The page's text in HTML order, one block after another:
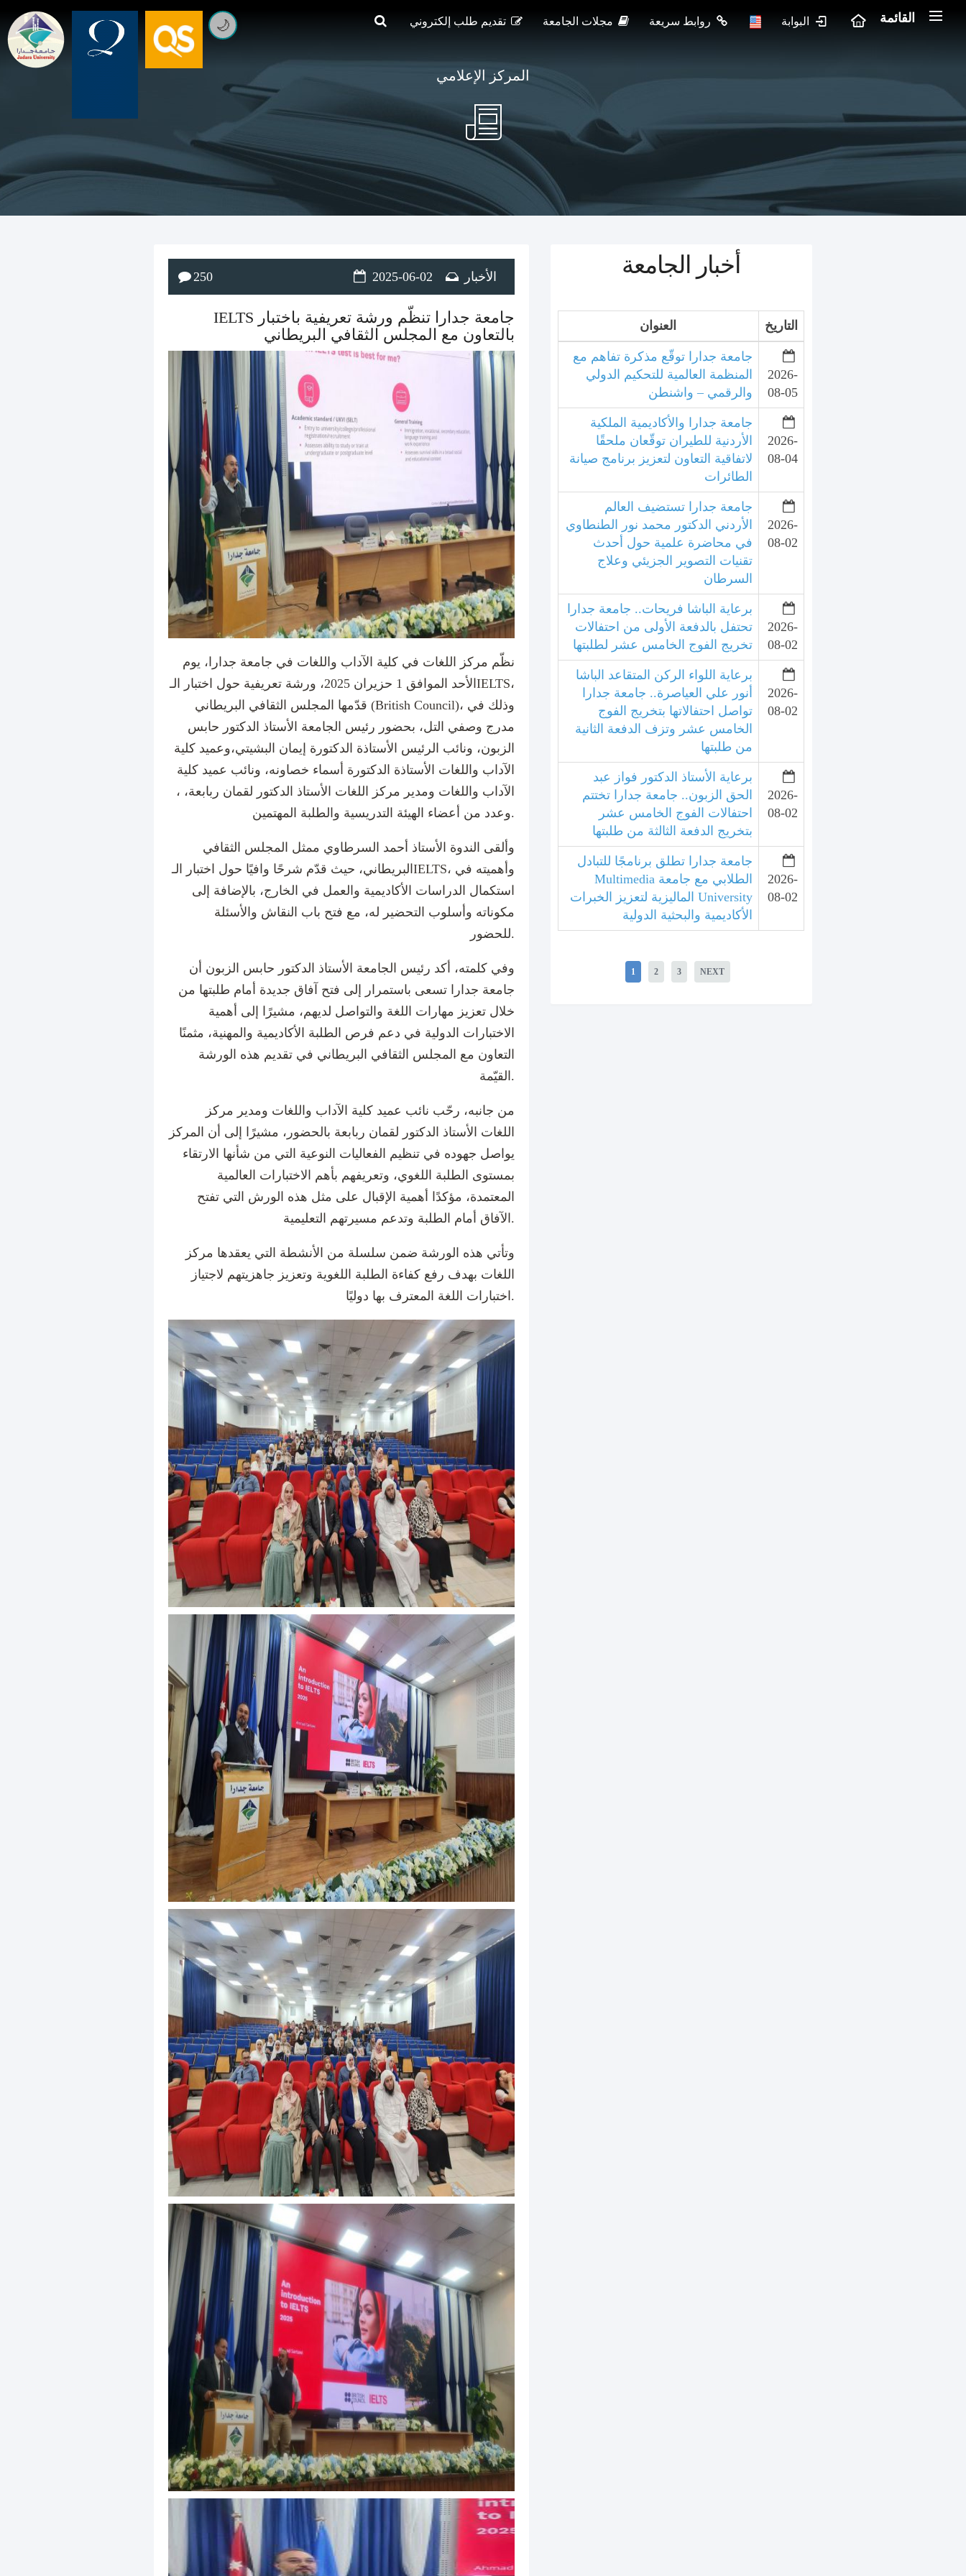
🌙 القائمة
المركز الإعلامي
2025-06-02 الأخبار 250
جامعة جدارا تنظّم ورشة تعريفية باختبار IELTS
بالتعاون مع المجلس الثقافي البريطاني
نظّم مركز اللغات في كلية الآداب واللغات في جامعة جدارا، يوم
الأحد الموافق 1 حزيران 2025، ورشة تعريفية حول اختبار الـIELTS،
قدّمها المجلس الثقافي البريطاني (British Council)، وذلك في
مدرج وصفي التل، بحضور رئيس الجامعة الأستاذ الدكتور حابس
الزبون، ونائب الرئيس الأستاذة الدكتورة إيمان البشيتي،وعميد كلية
الآداب واللغات الأستاذة الدكتورة أسماء خصاونه، ونائب عميد كلية
الآداب واللغات ومدير مركز اللغات الأستاذ الدكتور لقمان ربابعة، ،
وعدد من أعضاء الهيئة التدريسية والطلبة المهتمين.
وألقى الندوة الأستاذ أحمد السرطاوي ممثل المجلس الثقافي
البريطاني، حيث قدّم شرحًا وافيًا حول اختبار الـIELTS، وأهميته في
استكمال الدراسات الأكاديمية والعمل في الخارج، بالإضافة إلى
مكوناته وأسلوب التحضير له، مع فتح باب النقاش والأسئلة
للحضور.
وفي كلمته، أكد رئيس الجامعة الأستاذ الدكتور حابس الزبون أن
جامعة جدارا تسعى باستمرار إلى فتح آفاق جديدة أمام طلبتها من
خلال تعزيز مهارات اللغة والتواصل لديهم، مشيرًا إلى أهمية
الاختبارات الدولية في دعم فرص الطلبة الأكاديمية والمهنية، مثمنًا
التعاون مع المجلس الثقافي البريطاني في تقديم هذه الورشة
القيّمة.
من جانبه، رحّب نائب عميد كلية الآداب واللغات ومدير مركز
اللغات الأستاذ الدكتور لقمان ربابعة بالحضور، مشيرًا إلى أن المركز
يواصل جهوده في تنظيم الفعاليات النوعية التي من شأنها الارتقاء
بمستوى الطلبة اللغوي، وتعريفهم بأهم الاختبارات العالمية
المعتمدة، مؤكدًا أهمية الإقبال على مثل هذه الورش التي تفتح
الآفاق أمام الطلبة وتدعم مسيرتهم التعليمية.
وتأتي هذه الورشة ضمن سلسلة من الأنشطة التي يعقدها مركز
اللغات بهدف رفع كفاءة الطلبة اللغوية وتعزيز جاهزيتهم لاجتياز
اختبارات اللغة المعترف بها دوليًا.
أخبار الجامعة
العنوان التاريخ
جامعة جدارا توقّع مذكرة تفاهم مع
المنظمة العالمية للتحكيم الدولي
والرقمي – واشنطن
2026-
08-05
جامعة جدارا والأكاديمية الملكية
الأردنية للطيران توقّعان ملحقًا
لاتفاقية التعاون لتعزيز برنامج صيانة
الطائرات
2026-
08-04
جامعة جدارا تستضيف العالم
الأردني الدكتور محمد نور الطنطاوي
في محاضرة علمية حول أحدث
تقنيات التصوير الجزيئي وعلاج
السرطان
2026-
08-02
برعاية الباشا فريحات.. جامعة جدارا
تحتفل بالدفعة الأولى من احتفالات
تخريج الفوج الخامس عشر لطلبتها
2026-
08-02
برعاية اللواء الركن المتقاعد الباشا
أنور علي العياصرة.. جامعة جدارا
تواصل احتفالاتها بتخريج الفوج
الخامس عشر وتزف الدفعة الثانية
من طلبتها
2026-
08-02
برعاية الأستاذ الدكتور فواز عبد
الحق الزبون.. جامعة جدارا تختتم
احتفالات الفوج الخامس عشر
بتخريج الدفعة الثالثة من طلبتها
2026-
08-02
جامعة جدارا تطلق برنامجًا للتبادل
الطلابي مع جامعة Multimedia
University الماليزية لتعزيز الخبرات
الأكاديمية والبحثية الدولية
2026-
08-02
1 2 3 NEXT